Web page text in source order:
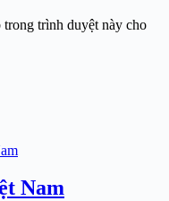
trình duyệt này cho
Nam